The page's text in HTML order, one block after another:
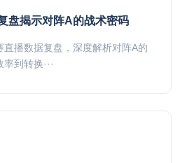
盘揭示对阵A的战术密码
播数据复盘，深度解析对阵A的
到转换···